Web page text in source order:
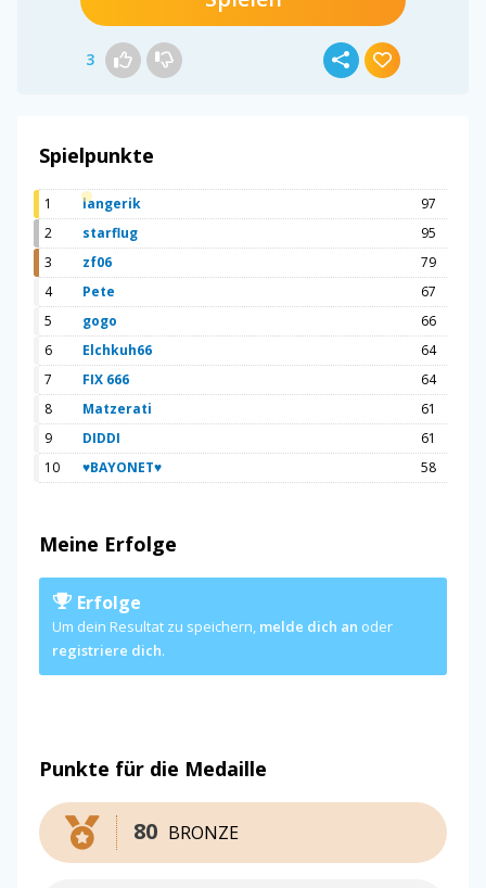
3
Spielpunkte
1 langerik
97
2
starflug
95
3
zf06
79
4
Pete
67
5
gogo
66
6
Elchkuh66
64
7
FIX 666
64
8
Matzerati
61
9
DIDDI
61
10
♥BAYONET♥ 58
Meine Erfolge
Erfolge
Um dein Resultat zu speichern, melde dich an oder
registriere dich.
Punkte für die Medaille
BRONZE
80